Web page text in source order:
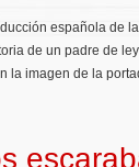
española de
de un padre de
la imagen de la